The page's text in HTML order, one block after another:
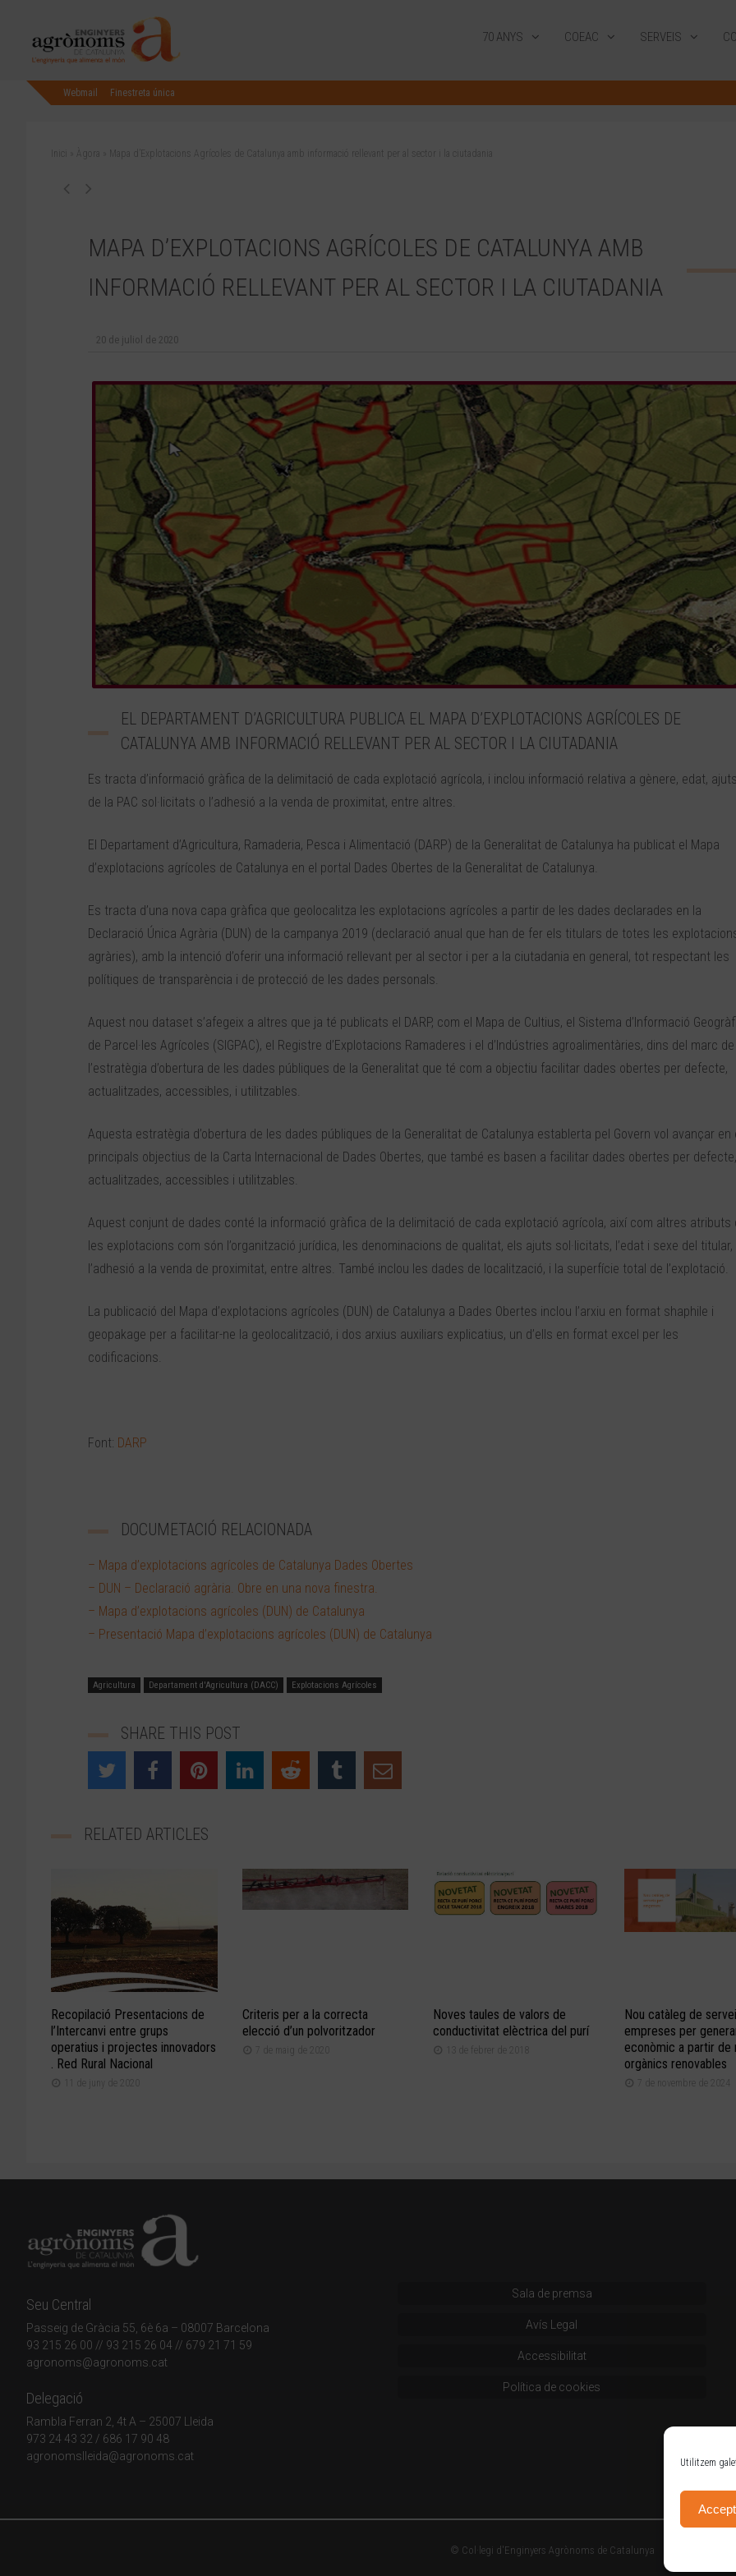
Utilitzem
70 ANYS COEAC SERVEIS
Webmail Finestreta única
Inici Àgora Mapa d’Explotacions Agrícoles de Catalunya amb informació rellevant per al sector i la ciutadania
MAPA D’EXPLOTACIONS AGRÍCOLES DE CATALUNYA AMB
INFORMACIÓ RELLEVANT PER AL SECTOR I LA CIUTADANIA
20 de juliol de 2020
EL DEPARTAMENT D’AGRICULTURA PUBLICA EL MAPA D’EXPLOTACIONS AGRÍCOLES DE
CATALUNYA AMB INFORMACIÓ RELLEVANT PER AL SECTOR I LA CIUTADANIA
Es tracta d’informació gràfica de la delimitació de cada explotació agrícola, i inclou informació relativa a gènere, edat, ajuts
de la PAC sol·licitats o l’adhesió a la venda de proximitat, entre altres.
El Departament d’Agricultura, Ramaderia, Pesca i Alimentació (DARP) de la Generalitat de Catalunya ha publicat el Mapa
d’explotacions agrícoles de Catalunya en el portal Dades Obertes de la Generalitat de Catalunya.
Es tracta d’una nova capa gràfica que geolocalitza les explotacions agrícoles a partir de les dades declarades en la
Declaració Única Agrària (DUN) de la campanya 2019 (declaració anual que han de fer els titulars de totes les
agràries), amb la intenció d’oferir una informació rellevant per al sector i per a la ciutadania en general, tot respectant les
polítiques de transparència i de protecció de les dades personals.
Aquest nou dataset s’afegeix a altres que ja té publicats el DARP, com el Mapa de Cultius, el Sistema d’Informació
de Parcel·les Agrícoles (SIGPAC), el Registre d’Explotacions Ramaderes i el d’Indústries agroalimentàries, dins del marc de
l’estratègia d’obertura de les dades públiques de la Generalitat que té com a objectiu facilitar dades obertes per defecte,
actualitzades, accessibles, i utilitzables.
Aquesta estratègia d’obertura de les dades públiques de la Generalitat de Catalunya establerta pel Govern vol avançar en
principals objectius de la Carta Internacional de Dades Obertes, que també es basen a facilitar dades obertes per defecte,
actualitzades, accessibles i utilitzables.
Aquest conjunt de dades conté la informació gràfica de la delimitació de cada explotació agrícola, així com altres atributs
les explotacions com són l’organització jurídica, les denominacions de qualitat, els ajuts sol·licitats, l’edat i sexe del titular,
l’adhesió a la venda de proximitat, entre altres. També inclou les dades de localització, i la superfície total de l’explotació.
La publicació del Mapa d’explotacions agrícoles (DUN) de Catalunya a Dades Obertes inclou l’arxiu en format shaphile i
geopakage per a facilitar-ne la geolocalització, i dos arxius auxiliars explicatius, un d’ells en format excel per les
codificacions.
Font: DARP
DOCUMETACIÓ RELACIONADA
– Mapa d’explotacions agrícoles de Catalunya Dades Obertes
– DUN – Declaració agrària. Obre en una nova finestra.
– Mapa d’explotacions agrícoles (DUN) de Catalunya
– Presentació Mapa d’explotacions agrícoles (DUN) de Catalunya
Agricultura Departament d'Agricultura (DACC) Explotacions Agrícoles
SHARE THIS POST
RELATED ARTICLES
Recopilació Presentacions de
l’Intercanvi entre grups
operatius i projectes innovadors
. Red Rural Nacional
11 de juny de 2020
Criteris per a la correcta
elecció d’un polvoritzador
7 de maig de 2020
Noves taules de valors de
conductivitat elèctrica del purí
13 de febrer de 2018
Nou catàleg de
empreses per
econòmic a partir de
orgànics renovables
7 de novembre de 2024
Seu Central
Passeig de Gràcia 55, 6è 6a – 08007 Barcelona
93 215 26 00 // 93 215 26 04 // 679 21 71 59
agronoms@agronoms.cat
Delegació
Rambla Ferran 2, 4t A – 25007 Lleida
973 24 43 32 / 686 17 90 48
agronomslleida@agronoms.cat
Sala de premsa
Avís Legal
Accessibilitat
Política de cookies
© Col·legi d'Enginyers Agrònoms de Catalunya